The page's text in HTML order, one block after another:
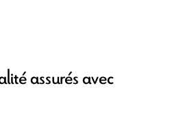
assurés avec